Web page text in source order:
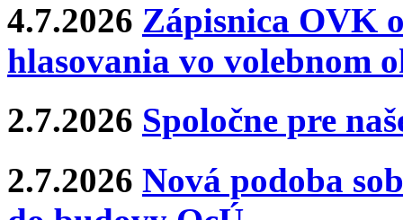
4.7.2026 Zápisnica OVK
hlasovania vo volebnom
2.7.2026 Spoločne pre
2.7.2026 Nová podoba